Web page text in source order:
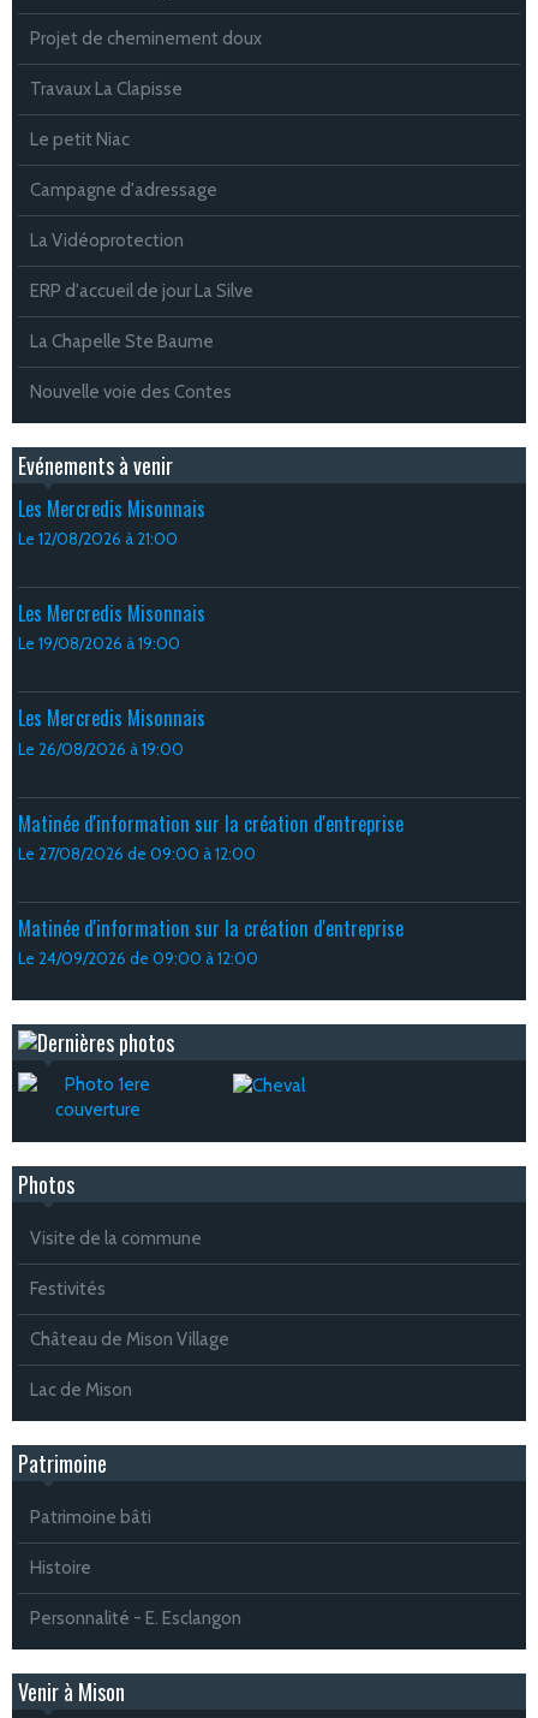
Projet de cheminement doux
Travaux La Clapisse
Le petit Niac
Campagne d'adressage
La Vidéoprotection
ERP d'accueil de jour La Silve
La Chapelle Ste Baume
Nouvelle voie des Contes
Evénements à venir
Les Mercredis Misonnais
Le 12/08/2026 à 21:00
Les Mercredis Misonnais
Le 19/08/2026 à 19:00
Les Mercredis Misonnais
Le 26/08/2026 à 19:00
Matinée d'information sur la création d'entreprise
Le 27/08/2026 de 09:00 à 12:00
Matinée d'information sur la création d'entreprise
Le 24/09/2026 de 09:00 à 12:00
Photos
Visite de la commune
Festivités
Château de Mison Village
Lac de Mison
Patrimoine
Patrimoine bâti
Histoire
Personnalité - E. Esclangon
Venir à Mison